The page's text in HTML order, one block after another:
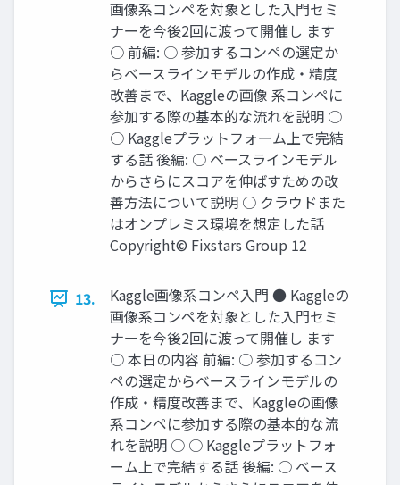
画像系コンペを対象とした入門セミ
ナーを今後2回に渡って開催し ます
○ 前編: ○ 参加するコンペの選定か
らベースラインモデルの作成・精度
改善まで、Kaggleの画像 系コンペに
参加する際の基本的な流れを説明 ○
○ Kaggleプラットフォーム上で完結
する話 後編: ○ ベースラインモデル
からさらにスコアを伸ばすための改
善方法について説明 ○ クラウドまた
はオンプレミス環境を想定した話
Copyright© Fixstars Group 12
13.
Kaggle画像系コンペ入門 ● Kaggleの
画像系コンペを対象とした入門セミ
ナーを今後2回に渡って開催し ます
○ 本日の内容 前編: ○ 参加するコン
ペの選定からベースラインモデルの
作成・精度改善まで、Kaggleの画像
系コンペに参加する際の基本的な流
れを説明 ○ ○ Kaggleプラットフォ
ーム上で完結する話 後編: ○ ベース